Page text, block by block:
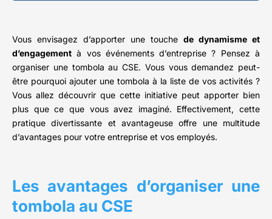
Vous envisagez d’apporter une touche de dynamisme et
d’engagement à vos événements d’entreprise ? Pensez à
organiser une tombola au CSE. Vous vous demandez peut-
être pourquoi ajouter une tombola à la liste de vos activités ?
Vous allez découvrir que cette initiative peut apporter bien
plus que ce que vous avez imaginé. Effectivement, cette
pratique divertissante et avantageuse offre une multitude
d’avantages pour votre entreprise et vos employés.
Les avantages d’organiser une
tombola au CSE